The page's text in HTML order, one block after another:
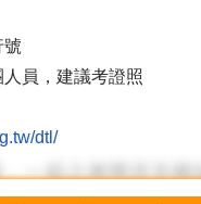
號
員，建議考證照
dtl/